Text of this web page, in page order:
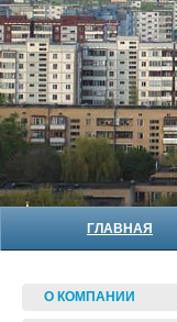
ГЛАВНАЯ
О КОМПАНИИ